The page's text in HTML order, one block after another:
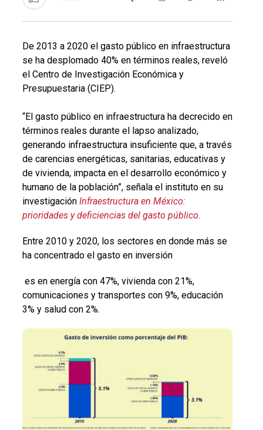
De 2013 a 2020 el gasto público en infraestructura
se ha desplomado 40% en términos reales, reveló
el Centro de Investigación Económica y
Presupuestaria (CIEP).
“El gasto público en infraestructura ha decrecido en
términos reales durante el lapso analizado,
generando infraestructura insuficiente que, a través
de carencias energéticas, sanitarias, educativas y
de vivienda, impacta en el desarrollo económico y
humano de la población”, señala el instituto en su
investigación Infraestructura en México:
prioridades y deficiencias del gasto público.
Entre 2010 y 2020, los sectores en donde más se
ha concentrado el gasto en inversión
es en energía con 47%, vivienda con 21%,
comunicaciones y transportes con 9%, educación
3% y salud con 2%.